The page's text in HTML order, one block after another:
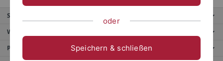
Service
Weitere Angebote
Portale
oder
Speichern & schließen